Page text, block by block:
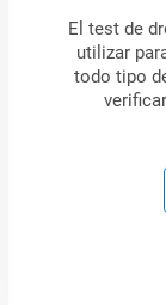
El test de
utilizar
todo tipo